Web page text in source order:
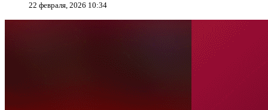
22 февраля, 2026 10:34